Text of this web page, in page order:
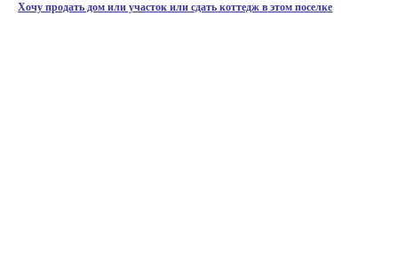
Хочу продать дом или участок или сдать коттедж в этом поселке